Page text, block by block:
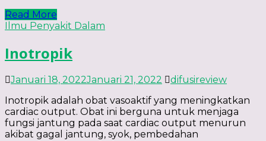
Read More
Ilmu Penyakit Dalam
Inotropik
Januari 18, 2022Januari 21, 2022
difusireview
Inotropik adalah obat vasoaktif yang meningkatkan
cardiac output. Obat ini berguna untuk menjaga
fungsi jantung pada saat cardiac output menurun
akibat gagal jantung, syok, pembedahan